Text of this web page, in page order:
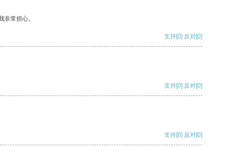
常担心。
支持[0] 反对[0]
支持[0] 反对[0]
支持[0] 反对[0]